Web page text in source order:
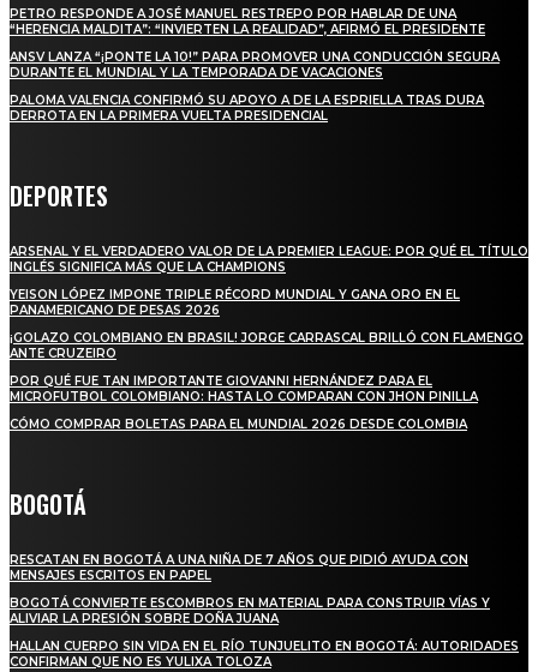
PETRO RESPONDE A JOSÉ MANUEL RESTREPO POR HABLAR DE UNA
“HERENCIA MALDITA”: “INVIERTEN LA REALIDAD”, AFIRMÓ EL PRESIDENTE
ANSV LANZA “¡PONTE LA 10!” PARA PROMOVER UNA CONDUCCIÓN SEGURA
DURANTE EL MUNDIAL Y LA TEMPORADA DE VACACIONES
PALOMA VALENCIA CONFIRMÓ SU APOYO A DE LA ESPRIELLA TRAS DURA
DERROTA EN LA PRIMERA VUELTA PRESIDENCIAL
DEPORTES
ARSENAL Y EL VERDADERO VALOR DE LA PREMIER LEAGUE: POR QUÉ EL TÍTULO
INGLÉS SIGNIFICA MÁS QUE LA CHAMPIONS
YEISON LÓPEZ IMPONE TRIPLE RÉCORD MUNDIAL Y GANA ORO EN EL
PANAMERICANO DE PESAS 2026
¡GOLAZO COLOMBIANO EN BRASIL! JORGE CARRASCAL BRILLÓ CON FLAMENGO
ANTE CRUZEIRO
POR QUÉ FUE TAN IMPORTANTE GIOVANNI HERNÁNDEZ PARA EL
MICROFUTBOL COLOMBIANO: HASTA LO COMPARAN CON JHON PINILLA
CÓMO COMPRAR BOLETAS PARA EL MUNDIAL 2026 DESDE COLOMBIA
BOGOTÁ
RESCATAN EN BOGOTÁ A UNA NIÑA DE 7 AÑOS QUE PIDIÓ AYUDA CON
MENSAJES ESCRITOS EN PAPEL
BOGOTÁ CONVIERTE ESCOMBROS EN MATERIAL PARA CONSTRUIR VÍAS Y
ALIVIAR LA PRESIÓN SOBRE DOÑA JUANA
HALLAN CUERPO SIN VIDA EN EL RÍO TUNJUELITO EN BOGOTÁ: AUTORIDADES
CONFIRMAN QUE NO ES YULIXA TOLOZA